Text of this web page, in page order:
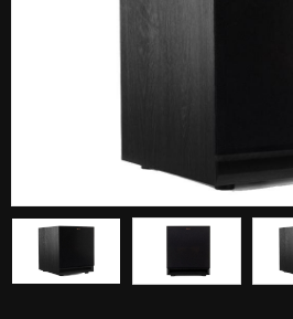
Hỗ trợ